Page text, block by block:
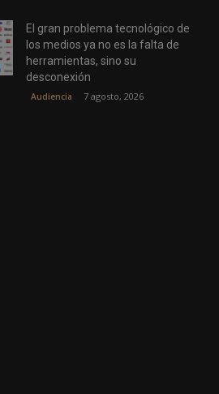
El gran problema tecnológico de
los medios ya no es la falta de
herramientas, sino su
desconexión
Audiencia 7 agosto, 2026